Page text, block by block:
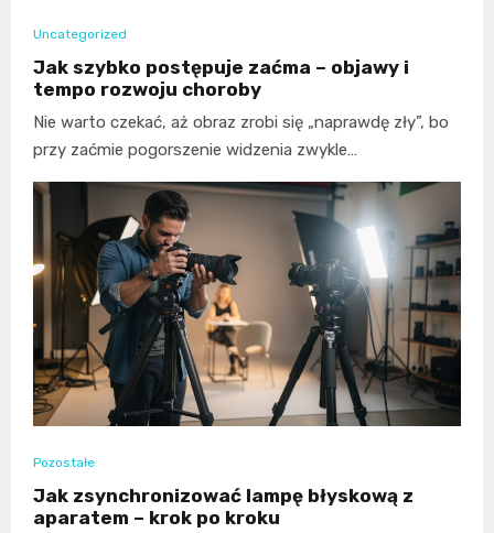
Uncategorized
Jak szybko postępuje zaćma – objawy i
tempo rozwoju choroby
Nie warto czekać, aż obraz zrobi się „naprawdę zły”, bo
przy zaćmie pogorszenie widzenia zwykle…
Pozostałe
Jak zsynchronizować lampę błyskową z
aparatem – krok po kroku